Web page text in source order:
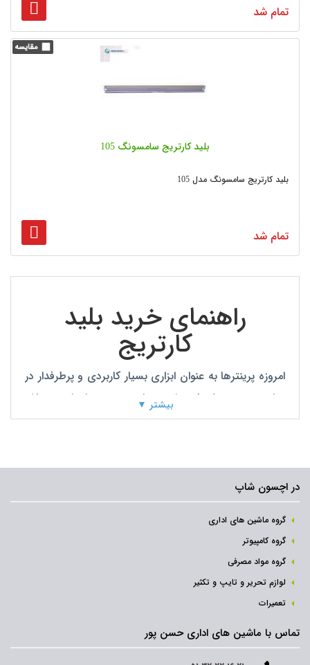
تمام شد
بلید کارتریج سامسونگ 105
بلید کارتریج سامسونگ مدل 105
تمام شد
راهنمای خرید بلید
کارتریج
امروزه پرینترها به عنوان ابزاری بسیار کاربردی و پرطرفدار در
میان مردم تبدیل شده اند و با توجه به نیازهای مختلف
کاربران ممکن است ضروری به شمار آیند. پرینترها بر اساس
اجزاء متفاوت و حساسی تشکیل شده اند که یکی از مهم
ترین این قطعات بلید است و در اغلب پرینترهای لیزری
بیشتر ▼
در اچسون شاپ
گروه ماشین های اداری
گروه کامپیوتر
گروه مواد مصرفی
لوازم تحریر و تایپ و تکثیر
تعمیرات
تماس با ماشین های اداری حسن پور